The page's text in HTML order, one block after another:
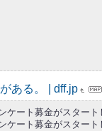
ある。 | dff.jp
ート募金がスタート
ート募金がスタート